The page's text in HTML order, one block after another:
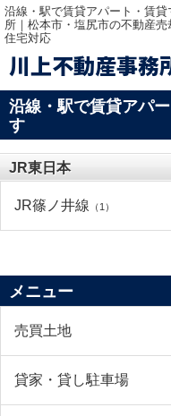
沿線・駅で賃貸アパート・賃
所｜松本市・塩尻市の不動産
住宅対応
川上不動産事務
沿線・駅で賃貸アパ
す
JR東日本
JR篠ノ井線 （1）
メニュー
売買土地
貸家・貸し駐車場